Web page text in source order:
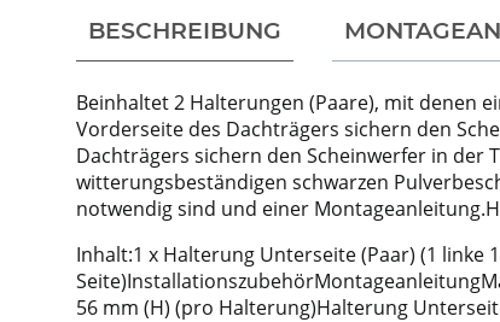
BESCHREIBUNG
Beinhaltet 2 Halterungen (Paare), mit denen
Vorderseite des Dachträgers sichern den
Dachträgers sichern den Scheinwerfer in der
witterungsbeständigen schwarzen
notwendig sind und einer
Inhalt:1 x Halterung Unterseite (Paar) (1 linke
56 mm (H) (pro Halterung)Halterung